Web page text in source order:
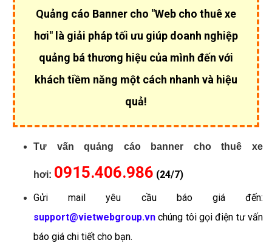
Quảng cáo Banner cho "Web cho thuê xe
hơi" là giải pháp tối ưu giúp doanh nghiệp
quảng bá thương hiệu của mình đến với
khách tiềm năng một cách nhanh và hiệu
quả!
Tư vấn quảng cáo banner cho thuê xe
hơi: 0915.406.986 (24/7)
Gửi mail yêu cầu báo giá đến:
support@vietwebgroup.vn chúng tôi gọi điện tư vấn
báo giá chi tiết cho bạn.